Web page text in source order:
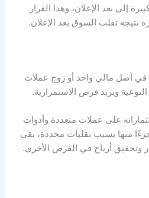
إلى بعد الإعلان، وهذا القرار
تقلب السوق بعد الإعلان.
أصل مالي واحد أو زوج عملات
ويزيد فرص الاستمرارية.
على عملات متعددة وأدوات
منها بسبب تقلبات محددة، بقي
وتحقيق أرباح في الفرص الأخرى.